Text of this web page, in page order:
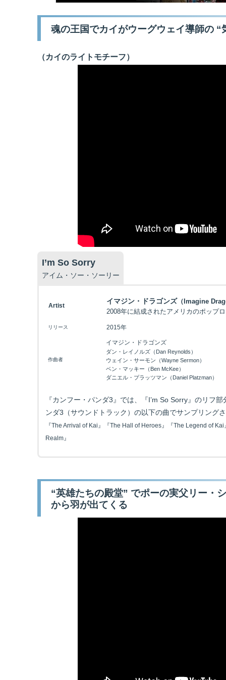
魂の王国でカイがウーグウェイ導師の “
（カイのライトモチーフ）
I’m So Sorry
アイム・ソー・ソーリー
Artist
イマジン・ドラゴンズ（Imagine
2008年に結成されたアメリカのポップ
リリース 2015年
作曲者
イマジン・ドラゴンズ
ダン・レイノルズ（Dan Reynolds）
ウェイン・サーモン（Wayne Sermon）
ベン・マッキー（Ben McKee）
ダニエル・プラッツマン（Daniel Platzman）
『カンフー・パンダ3』では、『I’m So Sorry』のリフ
ンダ3（サウンドトラック）の以下の曲でサンプリング
『The Arrival of Kai』『The Hall of Heroes』『The Legend of
Realm』
“英雄たちの殿堂” でポーの実父リー・
から羽が出てくる